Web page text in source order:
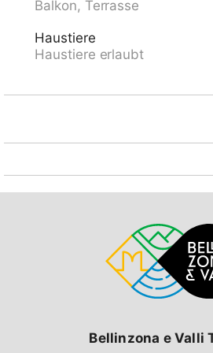
Mercato DI Malesco IT, Cascate
beachten: Fahrzeug empfohlen.
akzeptiert keine Gruppen. Der
Balkon, Terrasse
Haustiere
Haustiere erlaubt
Bellinzona e Valli